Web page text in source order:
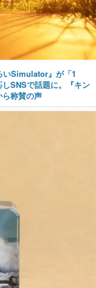
いSimulator』が「1
SNSで話題に。『キン
称賛の声